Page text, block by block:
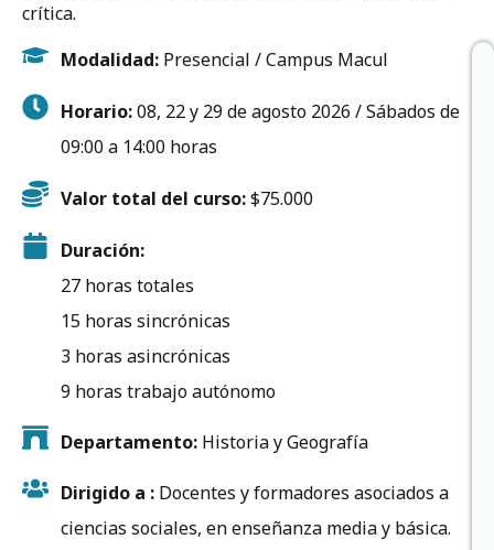
crítica.
Modalidad: Presencial / Campus Macul
Horario:08, 22 y 29 de agosto 2026 /Sábados de
09:00 a 14:00 horas
Valor total del curso:$75.000
Duración:
27 horas totales
15 horas sincrónicas
3 horas asincrónicas
9 horas trabajo autónomo
Departamento: Historia y Geografía
Dirigido a : Docentes y formadores asociados a
ciencias sociales, en enseñanza media y básica.